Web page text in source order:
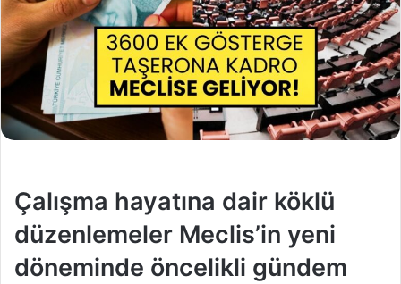
Çalışma hayatına dair köklü
düzenlemeler Meclis’in yeni
döneminde öncelikli gündem